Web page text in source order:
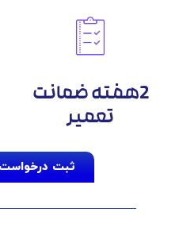
2هفته ضمانت
تعمیر
ثبت